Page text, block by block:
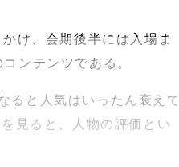
け、会期後半には入場ま
ンテンツである。
ると人気はいったん衰えて
見ると、人物の評価とい